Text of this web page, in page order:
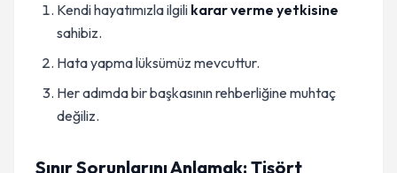
Kendi hayatımızla ilgili karar verme yetkisine
sahibiz.
Hata yapma lüksümüz mevcuttur.
Her adımda bir başkasının rehberliğine muhtaç
değiliz.
Sınır Sorunlarını Anlamak: Tişört